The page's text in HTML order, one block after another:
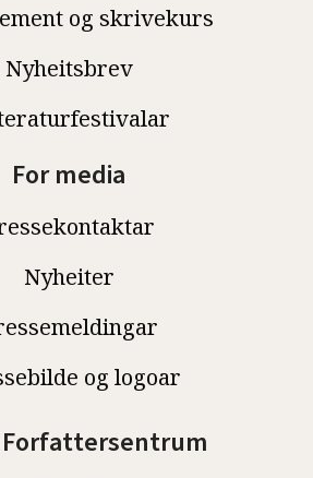
og skrivekurs
Nyheitsbrev
For media
Nyheiter
og logoar
Forfattersentrum